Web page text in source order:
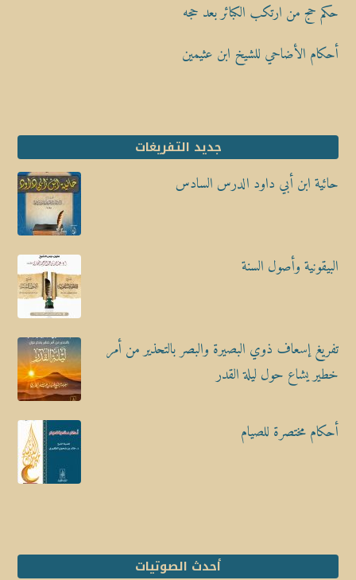
حكم حج من ارتكب الكبائر بعد حجه
أحكام الأضاحي للشيخ ابن عثيمين
جديد التفريغات
حائية ابن أبي داود الدرس السادس
البيقونية وأصول السنة
تفريغ إسعاف ذوي البصيرة والبصر بالتحذير من أمر
خطير يشاع حول ليلة القدر
أحكام مختصرة للصيام
أحدث الصوتيات